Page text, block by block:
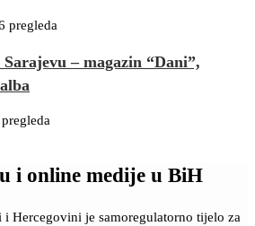
pregleda
– magazin “Dani”,
i online medije u BiH
i Hercegovini je samoregulatorno tijelo za